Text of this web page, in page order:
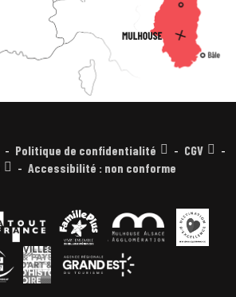
Politique de confidentialité
CGV
Accessibilité : non conforme